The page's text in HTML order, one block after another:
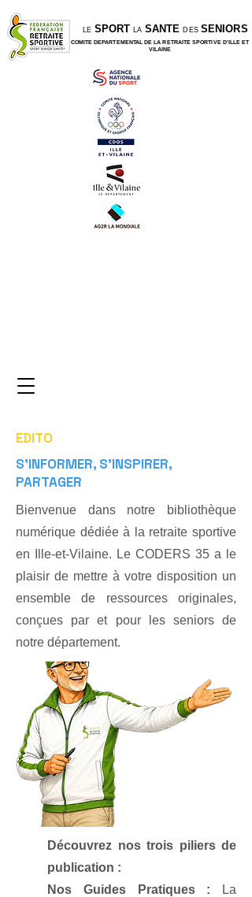
LE SPORTLA SANTE DES SENIORS
COMITE DEPARTEMENTAL DE LA RETRAITE SPORTIVE D'ILLE ET
VILAINE
EDITO
S'INFORMER, S'INSPIRER,
PARTAGER
​​​Bienvenue dans notre bibliothèque
numérique dédiée à la retraite sportive
en Ille-et-Vilaine. Le CODERS 35 a le
plaisir de mettre à votre disposition un
ensemble de ressources originales,
conçues par et pour les seniors de
notre département.​
Découvrez nos trois piliers de
publication :
Nos Guides Pratiques :
La